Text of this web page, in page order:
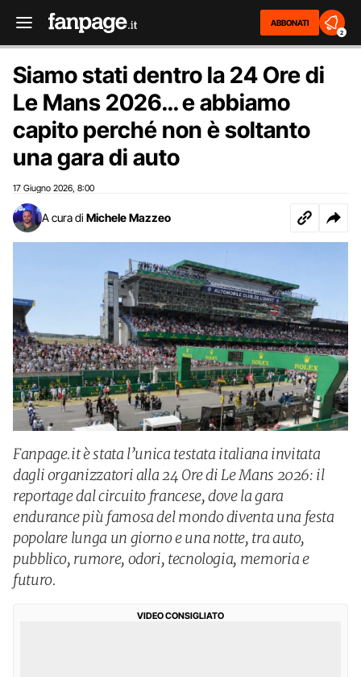
ABBONATI
2
Siamo stati dentro la 24 Ore di
Le Mans 2026… e abbiamo
capito perché non è soltanto
una gara di auto
17 Giugno 2026 8:00
A cura di Michele Mazzeo
Fanpage.it è stata l’unica testata italiana invitata
dagli organizzatori alla 24 Ore di Le Mans 2026: il
reportage dal circuito francese, dove la gara
endurance più famosa del mondo diventa una festa
popolare lunga un giorno e una notte, tra auto,
pubblico, rumore, odori, tecnologia, memoria e
futuro.
VIDEO CONSIGLIATO